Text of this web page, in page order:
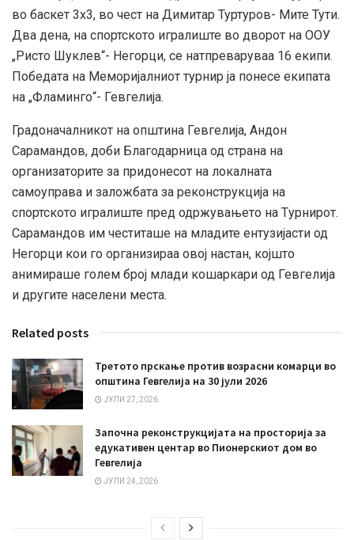
во баскет 3х3, во чест на Димитар Туртуров- Мите Тути.
Два дена, на спортското игралиште во дворот на ООУ
„Ристо Шуклев“- Негорци, се натпреваруваа 16 екипи.
Победата на Меморијалниот турнир ја понесе екипата
на „Фламинго“- Гевгелија.
Градоначалникот на општина Гевгелија, Андон
Сарамандов, доби Благодарница од страна на
организаторите за придонесот на локалната
самоуправа и заложбата за реконструкција на
спортското игралиште пред одржувањето на Tурнирот.
Сарамандов им честиташе на младите ентузијасти од
Негорци кои го организираа овој настан, којшто
анимираше голем број млади кошаркари од Гевгелија
и другите населени места.
Related posts
Третото прскање против возрасни комарци во
општина Гевгелија на 30 јули 2026
ЈУЛИ 27, 2026
Започна реконструкцијата на просторија за
едукативен центар во Пионерскиот дом во
Гевгелија
ЈУЛИ 24, 2026